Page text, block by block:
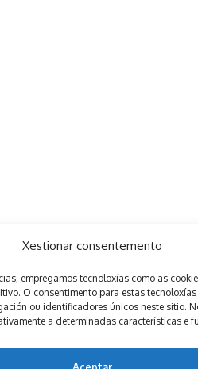
Xestionar consentemento
empregamos tecnoloxías como as
O consentimento para estas
ou identificadores únicos neste sitio.
a determinadas características e